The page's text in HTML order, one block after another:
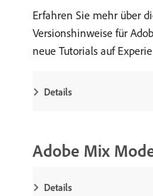
Erfahren Sie mehr über
Versionshinweise für
neue Tutorials auf
Details
Adobe Mix
Details